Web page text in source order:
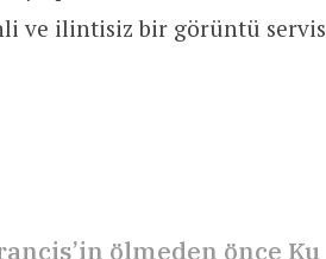
ve ilintisiz bir görüntü servis
ölmeden önce Ku